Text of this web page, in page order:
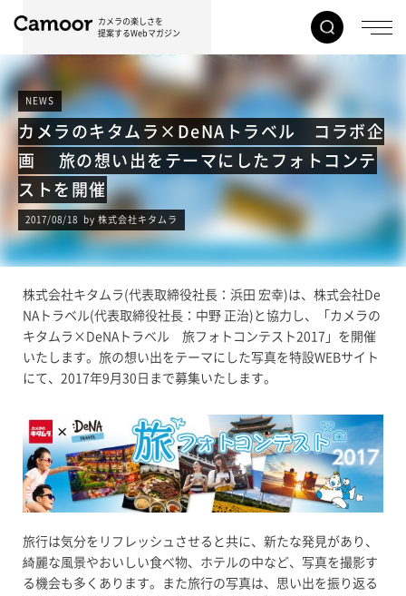
カメラの楽しさを
提案するWebマガジン
NEWS
カメラのキタムラ×DeNAトラベル コラボ企
画 旅の想い出をテーマにしたフォトコンテ
ストを開催
2017/08/18 by 株式会社キタムラ
株式会社キタムラ(代表取締役社長：浜田 宏幸)は、株式会社De
NAトラベル(代表取締役社長：中野 正治)と協力し、「カメラの
キタムラ×DeNAトラベル 旅フォトコンテスト2017」を開催
いたします。旅の想い出をテーマにした写真を特設WEBサイト
にて、2017年9月30日まで募集いたします。
旅行は気分をリフレッシュさせると共に、新たな発見があり、
綺麗な風景やおいしい食べ物、ホテルの中など、写真を撮影す
る機会も多くあります。また旅行の写真は、思い出を振り返る